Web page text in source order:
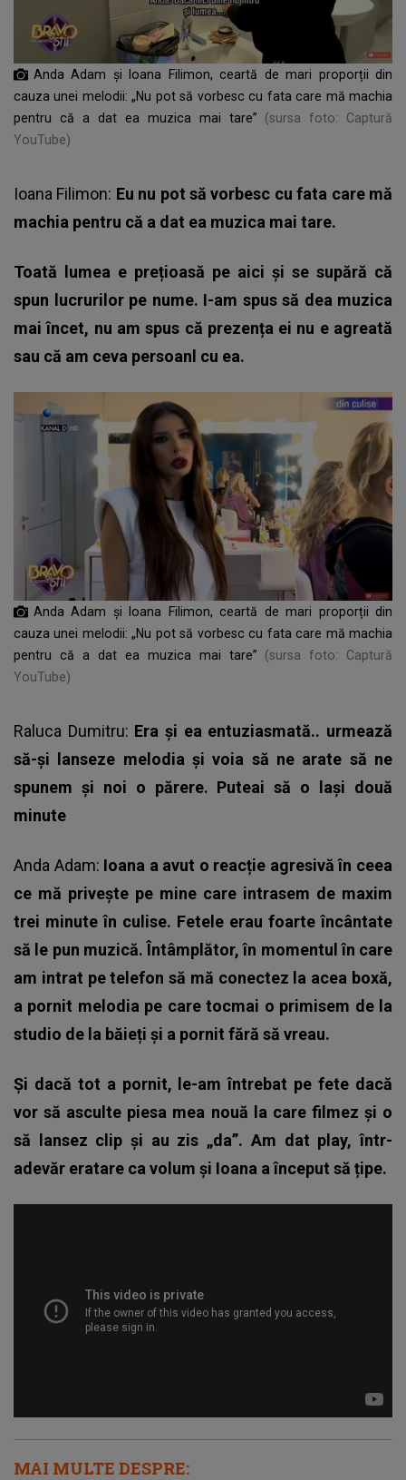
Anda Adam și Ioana Filimon, ceartă de mari proporții din
cauza unei melodii: „Nu pot să vorbesc cu fata care mă machia
pentru că a dat ea muzica mai tare”
(sursa foto: Captură
YouTube)
Ioana Filimon: Eu nu pot să vorbesc cu fata care mă
machia pentru că a dat ea muzica mai tare.
Toată lumea e prețioasă pe aici și se supără că
spun lucrurilor pe nume. I-am spus să dea muzica
mai încet, nu am spus că prezența ei nu e agreată
sau că am ceva persoanl cu ea.
Anda Adam și Ioana Filimon, ceartă de mari proporții din
cauza unei melodii: „Nu pot să vorbesc cu fata care mă machia
pentru că a dat ea muzica mai tare”
(sursa foto: Captură
YouTube)
Raluca Dumitru: Era și ea entuziasmată.. urmează
să-și lanseze melodia și voia să ne arate să ne
spunem și noi o părere. Puteai să o lași două
minute
Anda Adam: Ioana a avut o reacție agresivăîn ceea
ce mă privește pe mine care intrasem de maxim
trei minute în culise. Fetele erau foarte încântate
să le pun muzică. Întâmplător, în momentul în care
am intrat pe telefon să mă conectez la acea boxă,
a pornit melodia pe care tocmai o primisem de la
studio de la băieți și a pornit fără să vreau.
Și dacă tot a pornit, le-am întrebat pe fete dacă
vor să asculte piesa mea nouă la care filmez și o
să lansez clip și au zis „da”. Am dat play, într-
adevăr eratare ca volum și Ioana a început să țipe.
MAI MULTE DESPRE: